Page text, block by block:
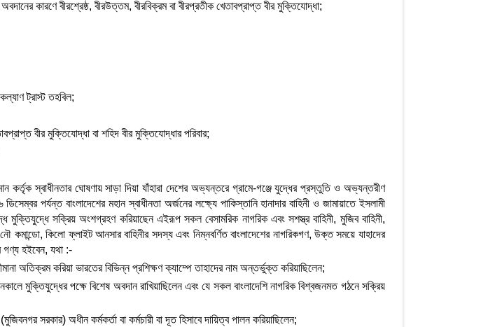
কারণে বীরশ্রেষ্ঠ, বীরউত্তম, বীরবিক্রম বা বীরপ্রতীক খেতাবপ্রাপ্ত বীর মুক্তিযোদ্ধা;
ট্রাস্ট তহবিল;
বীর মুক্তিযোদ্ধা বা শহিদ বীর মুক্তিযোদ্ধার পরিবার;
কর্তৃক স্বাধীনতার ঘোষণায় সাড়া দিয়া যাঁহারা দেশের অভ্যন্তরে গ্রামে-গঞ্জে যুদ্ধের প্রস্তুতি ও অভ্যন্তরীণ
পর্যন্ত বাংলাদেশের মহান স্বাধীনতা অর্জনের লক্ষ্যে পাকিস্তানি হানাদার বাহিনী ও জামায়াতে ইসলামী
মুক্তিযুদ্ধে সক্রিয় অংশগ্রহণ করিয়াছেন এইরূপ সকল বেসামরিক নাগরিক এবং সশস্ত্র বাহিনী, মুজিব বাহিনী,
কমান্ডো, কিলো ফ্লাইট আনসার বাহিনীর সদস্য এবং নিম্নবর্ণিত বাংলাদেশের নাগরিকগণ, উক্ত সময়ে যাহাদের
গণ্য হইবেন, যথা :-
অতিক্রম করিয়া ভারতের বিভিন্ন প্রশিক্ষণ ক্যাম্পে তাহাদের নাম অন্তর্ভুক্ত করিয়াছিলেন;
মুক্তিযুদ্ধের পক্ষে বিশেষ অবদান রাখিয়াছিলেন এবং যে সকল বাংলাদেশি নাগরিক বিশ্বজনমত গঠনে সক্রিয়
সরকার) অধীন কর্মকর্তা বা কর্মচারী বা দূত হিসাবে দায়িত্ব পালন করিয়াছিলেন;